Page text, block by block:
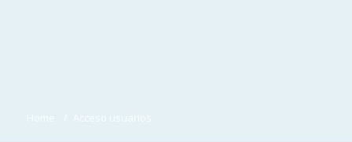
Home Acceso usuarios